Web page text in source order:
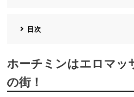
目次
ホーチミンはエロマッ
の街！